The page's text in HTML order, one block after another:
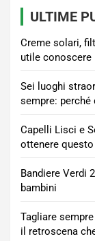
ULTIME
Creme solari,
utile conoscere
Sei luoghi
sempre:
Capelli Lisci e
ottenere
Bandiere Verdi
bambini
Tagliare
il retroscena